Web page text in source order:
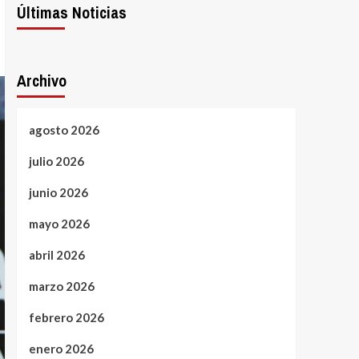
Últimas Noticias
Archivo
agosto 2026
julio 2026
junio 2026
mayo 2026
abril 2026
marzo 2026
febrero 2026
enero 2026